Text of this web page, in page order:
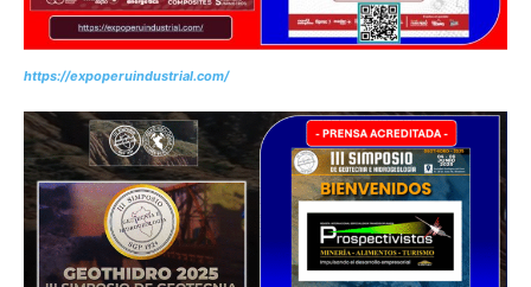
https://expoperuindustrial.com/